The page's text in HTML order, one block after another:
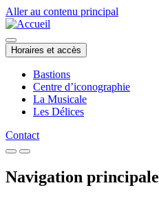
Aller au contenu principal
Horaires et accès
Bastions
Centre d’iconographie
La Musicale
Les Délices
Contact
Navigation principale